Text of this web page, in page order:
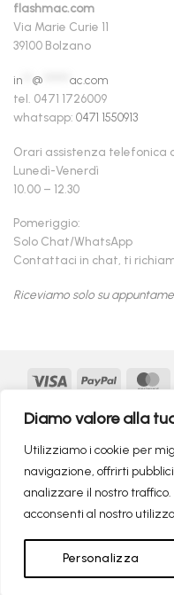
Diamo valore alla
Utilizziamo i cookie per
navigazione, offrirti
analizzare il nostro
acconsenti al nostro
Personalizza
flashmac.com
Via Marie Curie 11
39100 Bolzano
in @
ac.com
tel. 0471 1726009
whatsapp: 0471 1550913
Orari assistenza telefonica
Lunedì-Venerdì
10.00 – 12.30
Pomeriggio:
Solo Chat/WhatsApp
Contattaci in chat, ti
Riceviamo solo su
Visa PayPal
Google
Copyright 2026 ©
02982260214
RICERCHE DI TENDENZA
Il prezzo
399,00
Il prezzo